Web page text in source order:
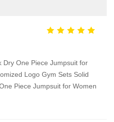
Dry One Piece Jumpsuit for
Logo Gym Sets Solid
Piece Jumpsuit for Women